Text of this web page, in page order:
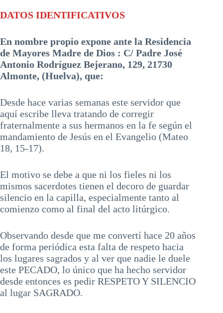
DATOS IDENTIFICATIVOS
En nombre propio expone ante la Residencia
de Mayores Madre de Dios : C/ Padre José
Antonio Rodríguez Bejerano, 129, 21730
Almonte, (Huelva), que:
Desde hace varias semanas este servidor que
aquí escribe lleva tratando de corregir
fraternalmente a sus hermanos en la fe según el
mandamiento de Jesús en el Evangelio (Mateo
18, 15-17).
El motivo se debe a que ni los fieles ni los
mismos sacerdotes tienen el decoro de guardar
silencio en la capilla, especialmente tanto al
comienzo como al final del acto litúrgico.
Observando desde que me convertí hace 20 años
de forma periódica esta falta de respeto hacia
los lugares sagrados y al ver que nadie le duele
este PECADO, lo único que ha hecho servidor
desde entonces es pedir RESPETO Y SILENCIO
al lugar SAGRADO.